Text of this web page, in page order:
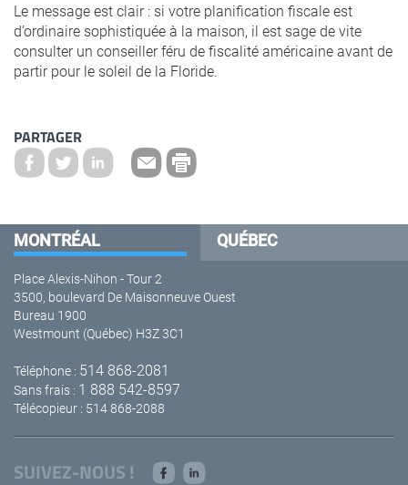
Le message est clair : si votre planification fiscale est
d’ordinaire sophistiquée à la maison, il est sage de vite
consulter un conseiller féru de fiscalité américaine avant de
partir pour le soleil de la Floride.
PARTAGER
MONTRÉAL QUÉBEC
Place Alexis-Nihon - Tour 2
3500, boulevard De Maisonneuve Ouest
Bureau 1900
Westmount (Québec) H3Z 3C1
Téléphone : 514 868-2081
Sans frais : 1 888 542-8597
Télécopieur : 514 868-2088
SUIVEZ-NOUS !